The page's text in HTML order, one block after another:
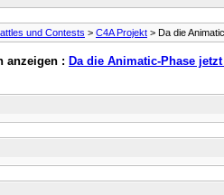
und Contests > C4A Projekt > Da die
anzeigen : Da die Animatic-Phase